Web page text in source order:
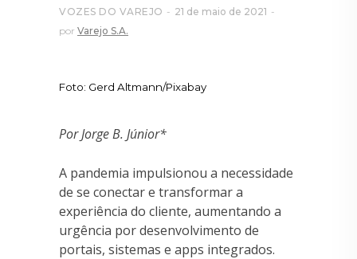
VOZES DO VAREJO
21 de maio de 2021
por Varejo S.A.
Foto: Gerd Altmann/Pixabay
Por Jorge B. Júnior*
A pandemia impulsionou a necessidade
de se conectar e transformar a
experiência do cliente, aumentando a
urgência por desenvolvimento de
portais, sistemas e apps integrados.